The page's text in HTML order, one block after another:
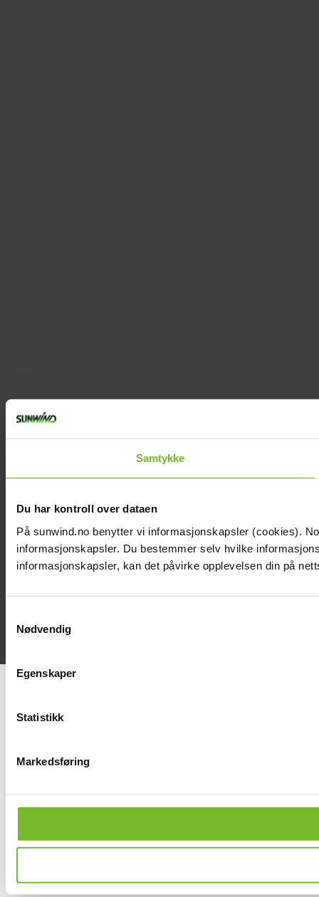
Samtykke
Du har kontroll over dataen
På sunwind.no benytter vi informasjonskapsler (cookies).
informasjonskapsler. Du bestemmer selv hvilke
informasjonskapsler, kan det påvirke opplevelsen din på
Nødvendig
Egenskaper
Statistikk
Markedsføring